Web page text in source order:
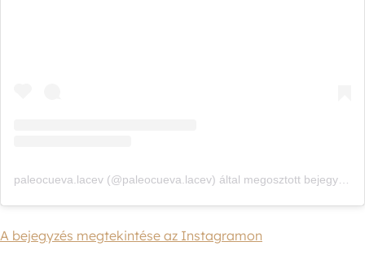
paleocueva.lacev (@paleocueva.lacev) által megosztott bejegyzés
A bejegyzés megtekintése az Instagramon